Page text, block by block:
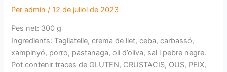
Per admin /12 de juliol de 2023
Pes net: 300 g
Ingredients: Tagliatelle, crema de llet, ceba, carbassó,
xampinyó, porro, pastanaga, oli d’oliva, sal i pebre negre.
Pot contenir traces de GLUTEN, CRUSTACIS, OUS, PEIX,